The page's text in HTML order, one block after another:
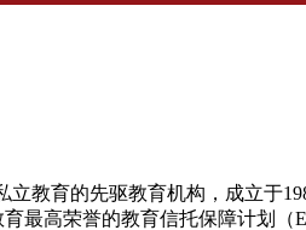
立教育的先驱教育机构，成立于
高荣誉的教育信托保障计划（